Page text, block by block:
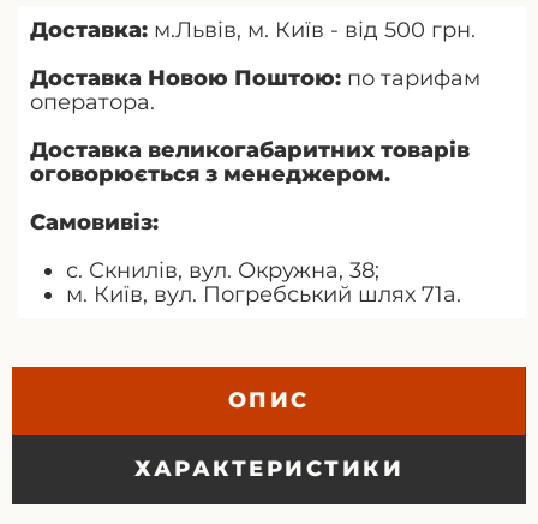
Доставка: м.Львів, м. Київ - від 500 грн.
Доставка Новою Поштою: по тарифам
оператора.
Доставка великогабаритних товарів
оговорюється з менеджером.
Самовивіз:
с. Скнилів, вул. Окружна, 38;
м. Київ, вул. Погребський шлях 71а.
ОПИС
ХАРАКТЕРИСТИКИ